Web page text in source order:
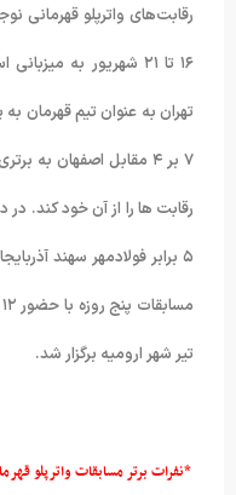
رقابت‌های واترپلو قهرمانی
۱۶ تا ۲۱ شهریور به
تهران به عنوان تیم قهرمان به
۷ بر ۴ مقابل اصفهان به
۵ برابر فولادمهر سهند
تیر شهر ارومیه برگزار شد.
*نفرات برتر مسابقات واترپلو